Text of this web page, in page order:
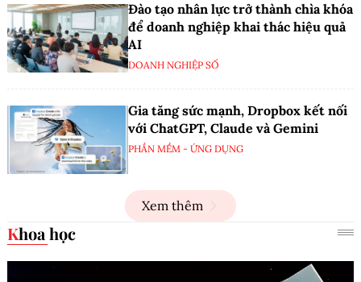
Đào tạo nhân lực trở thành chìa khóa
để doanh nghiệp khai thác hiệu quả
AI
DOANH NGHIỆP SỐ
Gia tăng sức mạnh, Dropbox kết nối
với ChatGPT, Claude và Gemini
PHẦN MỀM - ỨNG DỤNG
Xem thêm
Khoa học